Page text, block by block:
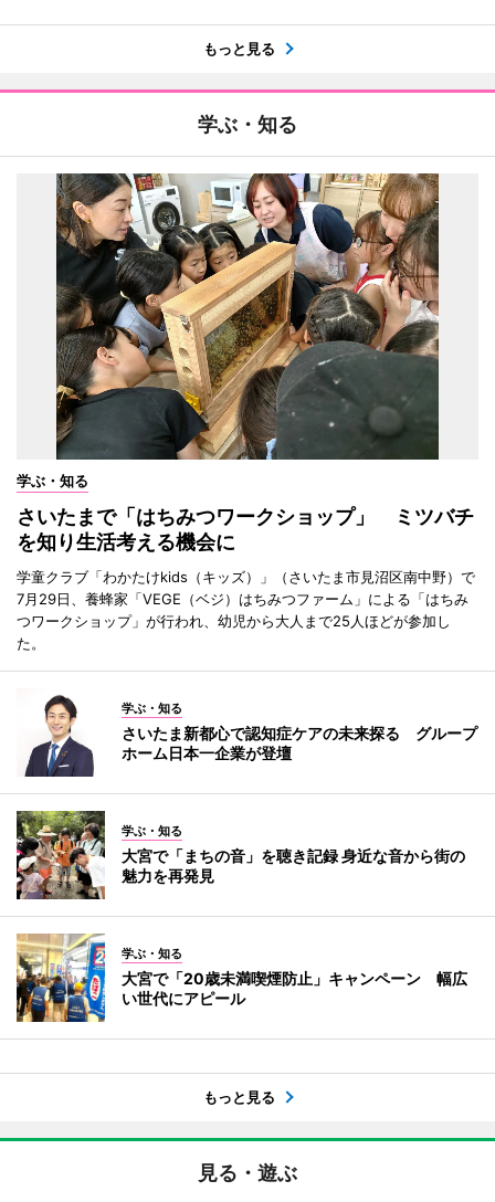
もっと見る
学ぶ・知る
学ぶ・知る
さいたまで「はちみつワークショップ」 ミツバチ
を知り生活考える機会に
学童クラブ「わかたけkids（キッズ）」（さいたま市見沼区南中野）で
7月29日、養蜂家「VEGE（ベジ）はちみつファーム」による「はちみ
つワークショップ」が行われ、幼児から大人まで25人ほどが参加し
た。
学ぶ・知る
さいたま新都心で認知症ケアの未来探る グループ
ホーム日本一企業が登壇
学ぶ・知る
大宮で「まちの音」を聴き記録 身近な音から街の
魅力を再発見
学ぶ・知る
大宮で「20歳未満喫煙防止」キャンペーン 幅広
い世代にアピール
もっと見る
見る・遊ぶ